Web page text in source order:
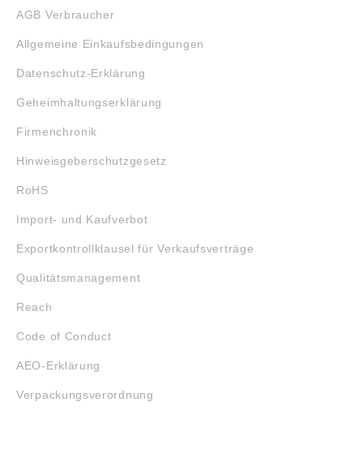
AGB Verbraucher
Allgemeine Einkaufsbedingungen
Datenschutz-Erklärung
Geheimhaltungserklärung
Firmenchronik
Hinweisgeberschutzgesetz
RoHS
Import- und Kaufverbot
Exportkontrollklausel für Verkaufsverträge
Qualitätsmanagement
Reach
Code of Conduct
AEO-Erklärung
Verpackungsverordnung